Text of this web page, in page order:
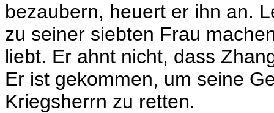
bezaubern, heuert er ihn an.
zu seiner siebten Frau
liebt. Er ahnt nicht, dass
Er ist gekommen, um seine
Kriegsherrn zu retten.